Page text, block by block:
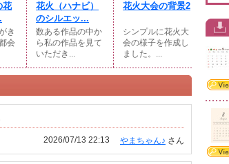
花
き
会
花火（ハナビ）
のシルエッ...
数ある作品の中か
ら私の作品を見て
いただき...
花火大会の背景2
シンプルに花火大
会の様子を作成し
ました。...
やまちゃん♪ さん
2026/07/13 22:13